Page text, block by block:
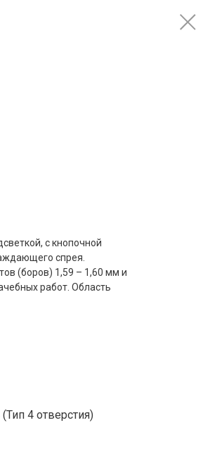
с кнопочной
спрея.
(боров) 1,59 – 1,60 мм и
работ. Область
4 отверстия)